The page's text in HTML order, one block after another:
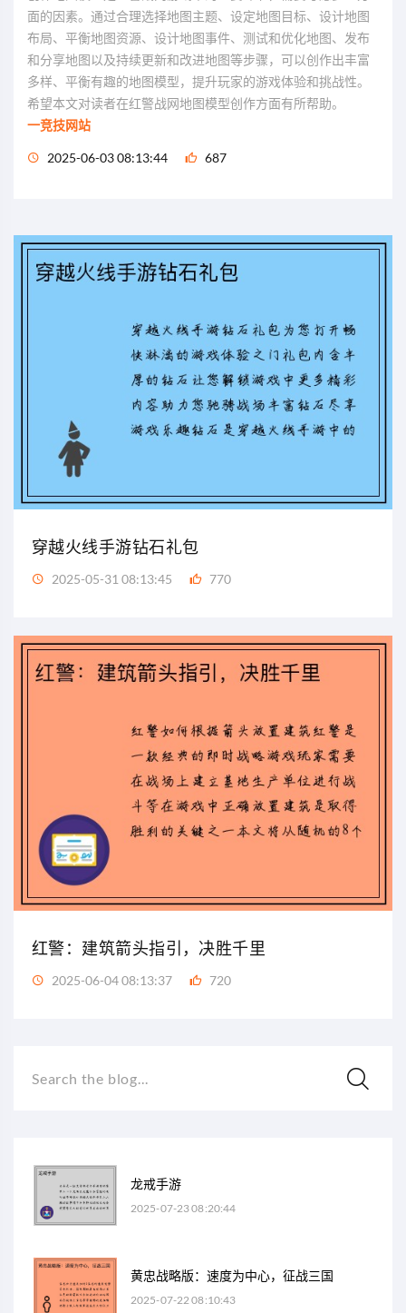
面的因素。通过合理选择地图主题、设定地图目标、设计地图
布局、平衡地图资源、设计地图事件、测试和优化地图、发布
和分享地图以及持续更新和改进地图等步骤，可以创作出丰富
多样、平衡有趣的地图模型，提升玩家的游戏体验和挑战性。
希望本文对读者在红警战网地图模型创作方面有所帮助。
一竞技网站
2025-06-03 08:13:44 687
穿越火线手游钻石礼包
2025-05-31 08:13:45 770
红警：建筑箭头指引，决胜千里
2025-06-04 08:13:37 720
Search the blog...
龙戒手游
2025-07-23 08:20:44
黄忠战略版：速度为中心，征战三国
2025-07-22 08:10:43